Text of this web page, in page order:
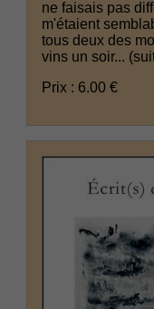
ne faisais pas
m'étaient
tous deux des
vins un soir...
Prix : 6.00 €